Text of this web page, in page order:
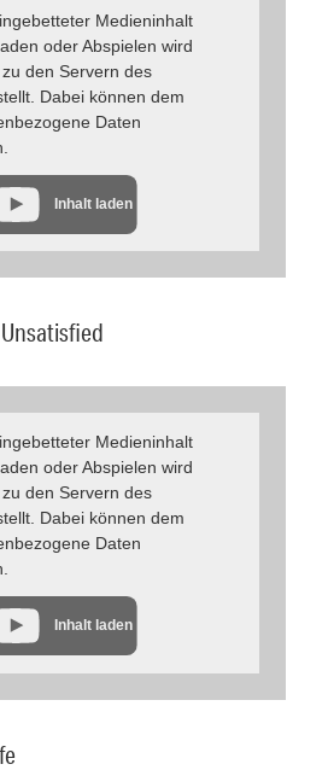
Medieninhalt
oder Abspielen wird
den Servern des
Dabei können dem
Daten
Inhalt laden
Medieninhalt
oder Abspielen wird
den Servern des
Dabei können dem
Daten
Inhalt laden